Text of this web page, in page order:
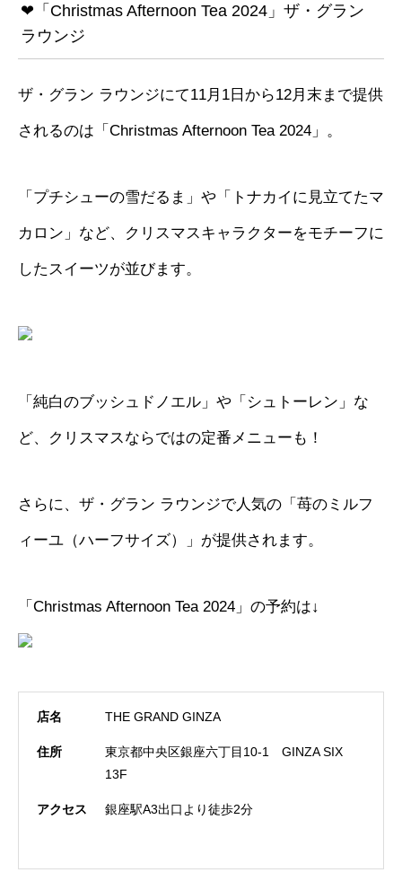
❤「Christmas Afternoon Tea 2024」ザ・グラン
ラウンジ
ザ・グラン ラウンジにて11月1日から12月末まで提供
されるのは「Christmas Afternoon Tea 2024」。
「プチシューの雪だるま」や「トナカイに見立てたマ
カロン」など、クリスマスキャラクターをモチーフに
したスイーツが並びます。
「純白のブッシュドノエル」や「シュトーレン」な
ど、クリスマスならではの定番メニューも！
さらに、ザ・グラン ラウンジで人気の「苺のミルフ
ィーユ（ハーフサイズ）」が提供されます。
「Christmas Afternoon Tea 2024」の予約は↓
店名 THE GRAND GINZA
住所
東京都中央区銀座六丁目10-1 GINZA SIX
13F
アクセス 銀座駅A3出口より徒歩2分